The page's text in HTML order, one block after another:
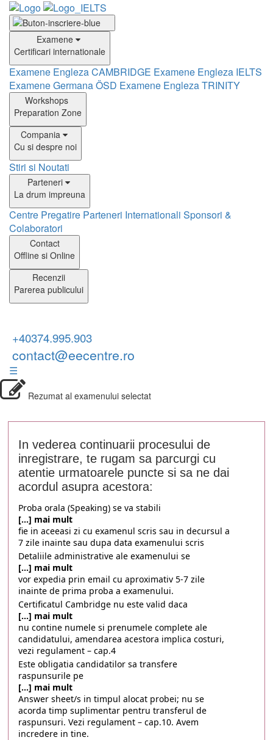
Examene
Certificari internationale
Examene Engleza CAMBRIDGE Examene Engleza IELTS
Examene Germana ÖSD Examene Engleza TRINITY
Workshops
Preparation Zone
Compania
Cu si despre noi
Stiri si Noutati
Parteneri
La drum impreuna
Centre Pregatire Parteneri Internationali Sponsori &
Colaboratori
Contact
Offline si Online
Recenzii
Parerea publicului
+40374.995.903
contact@eecentre.ro
☰
Rezumat al examenului selectat
In vederea continuarii procesului de
inregistrare, te rugam sa parcurgi cu
atentie urmatoarele puncte si sa ne dai
acordul asupra acestora:
Proba orala (Speaking) se va stabili
[...] mai mult
fie in aceeasi zi cu examenul scris sau in decursul a
7 zile inainte sau dupa data examenului scris
Detaliile administrative ale examenului se
[...] mai mult
vor expedia prin email cu aproximativ 5-7 zile
inainte de prima proba a examenului.
Certificatul Cambridge nu este valid daca
[...] mai mult
nu contine numele si prenumele complete ale
candidatului, amendarea acestora implica costuri,
vezi regulament – cap.4
Este obligatia candidatilor sa transfere
raspunsurile pe
[...] mai mult
Answer sheet/s in timpul alocat probei; nu se
acorda timp suplimentar pentru transferul de
raspunsuri. Vezi regulament – cap.10. Avem
incredere in tine.